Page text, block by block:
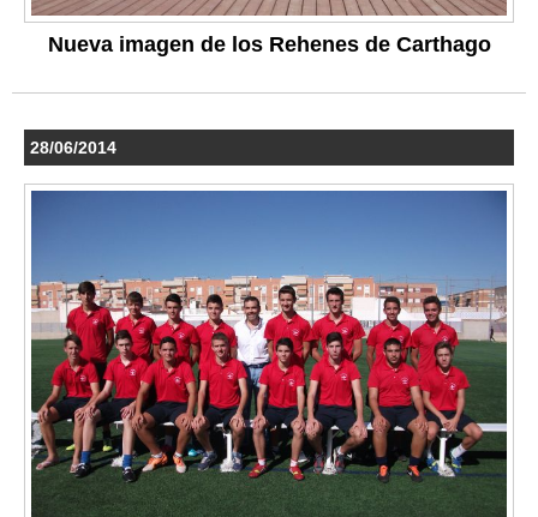
Nueva imagen de los Rehenes de Carthago
28/06/2014